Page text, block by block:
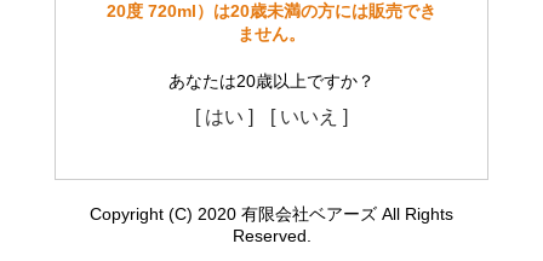
20度 720ml）は20歳未満の方には販売でき
ません。
あなたは20歳以上ですか？
[ はい ] [ いいえ ]
Copyright (C) 2020 有限会社ベアーズ All Rights
Reserved.